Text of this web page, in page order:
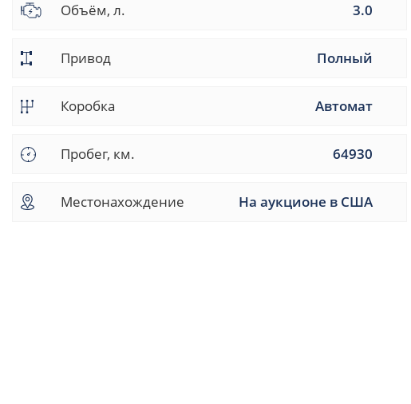
Объём, л. 3.0
Привод Полный
Коробка Автомат
Пробег, км. 64930
Местонахождение На аукционе в США